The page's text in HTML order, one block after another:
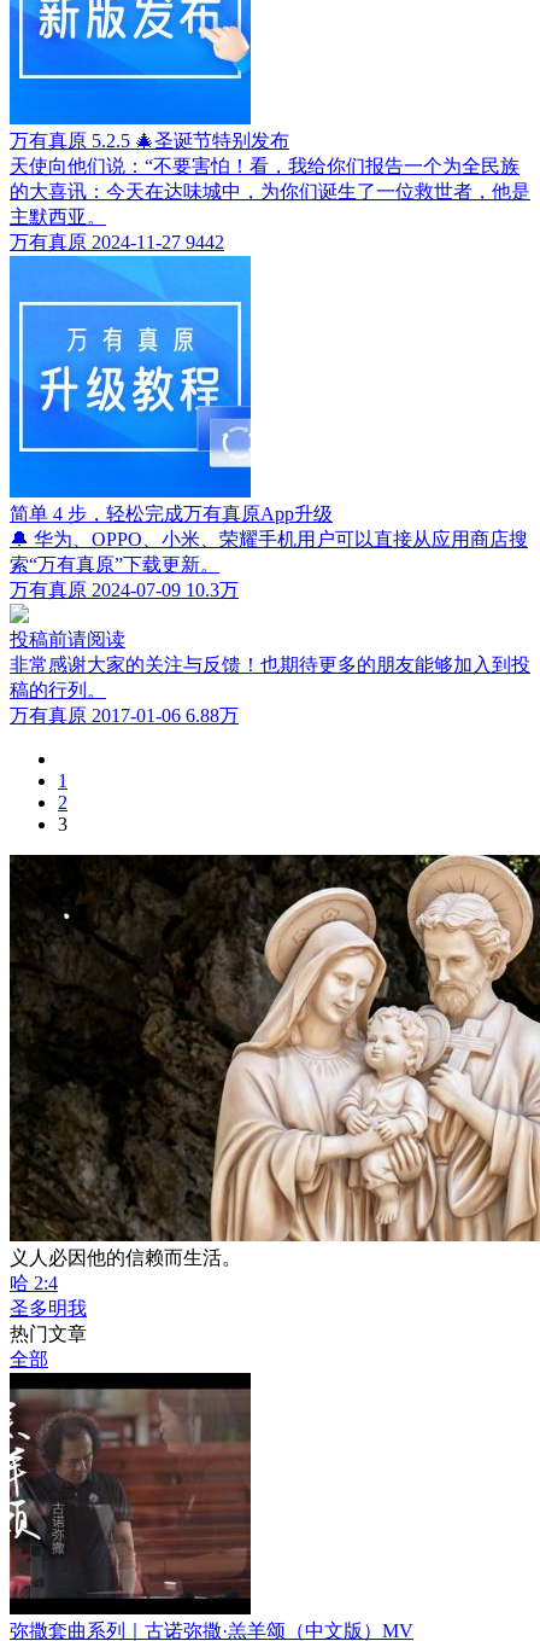
万有真原 5.2.5 🎄圣诞节特别发布
天使向他们说：“不要害怕！看，我给你们报告一个为全民族
的大喜讯：今天在达味城中，为你们诞生了一位救世者，他是
主默西亚。
万有真原 2024-11-27 9442
简单 4 步，轻松完成万有真原App升级
🔔 华为、OPPO、小米、荣耀手机用户可以直接从应用商店搜
索“万有真原”下载更新。
万有真原 2024-07-09 10.3万
投稿前请阅读
非常感谢大家的关注与反馈！也期待更多的朋友能够加入到投
稿的行列。
万有真原 2017-01-06 6.88万
1
2
3
义人必因他的信赖而生活。
哈 2:4
圣多明我
热门文章
全部
弥撒套曲系列｜古诺弥撒·羔羊颂（中文版）MV